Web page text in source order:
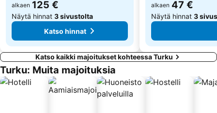
alkaen 125 €
Näytä hinnat 3 sivustolta
Katso hinnat
alkaen 47 €
Näytä hinnat 3
Katso kaikki majoitukset kohteessa Turku
Turku: Muita majoituksia